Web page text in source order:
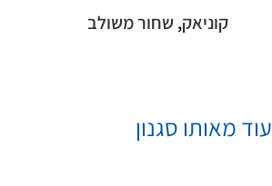
קוניאק, שחור משולב
עוד מאותו סגנון